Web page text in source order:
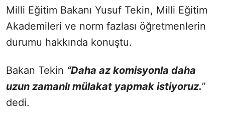
Milli Eğitim Bakanı Yusuf Tekin, Milli Eğitim
Akademileri ve norm fazlası öğretmenlerin
durumu hakkında konuştu.
Bakan Tekin “Daha az komisyonla daha
uzun zamanlı mülakat yapmak istiyoruz.”
dedi.